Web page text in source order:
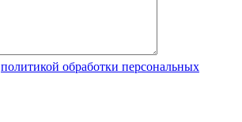
политикой обработки персональных